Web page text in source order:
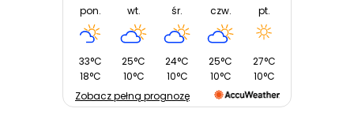
pon.
33°C
18°C
wt.
25°C
10°C
śr.
24°C
10°C
czw.
25°C
10°C
pt.
27°C
10°C
Zobacz pełną prognozę